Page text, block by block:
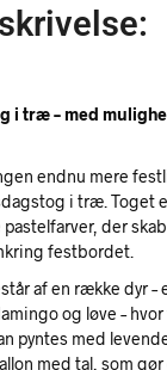
i træ – med
endnu mere
i træ. Toget
der
festbordet.
af en række dyr –
og løve –
pyntes med
med tal, som